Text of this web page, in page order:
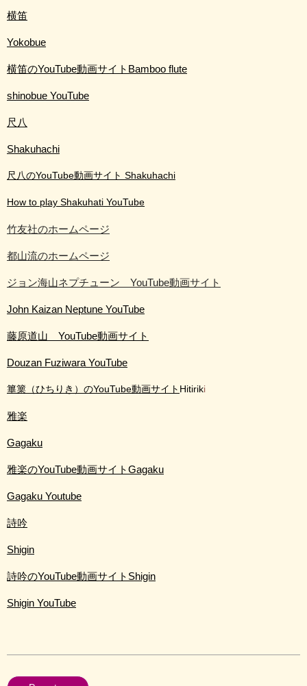
横笛
Yokobue
横笛のYouTube動画サイトBamboo flute
shinobue YouTube
尺八
Shakuhachi
尺八のYouTube動画サイト Shakuhachi
How to play Shakuhati YouTube
竹友社のホームページ
都山流のホームページ
ジョン海山ネプチューン YouTube動画サイト
John Kaizan Neptune YouTube
藤原道山 YouTube動画サイト
Douzan Fuziwara YouTube
篳篥（ひちりき）のYouTube動画サイト Hitiriki
雅楽
Gagaku
雅楽のYouTube動画サイトGagaku
Gagaku Youtube
詩吟
Shigin
詩吟のYouTube動画サイトShigin
Shigin YouTube